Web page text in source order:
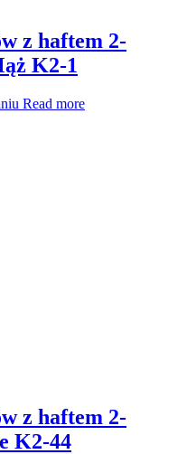
z haftem 2-
K2-1
Read more
z haftem 2-
K2-44